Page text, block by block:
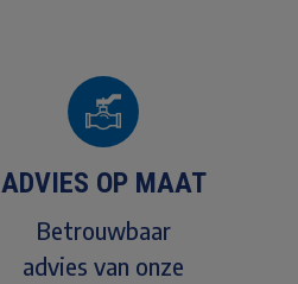
ADVIES OP MAAT
Betrouwbaar
advies van onze